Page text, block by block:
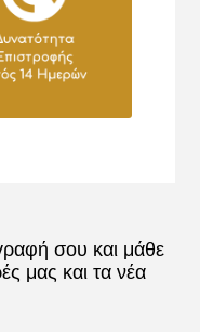
σου και μάθε
μας και τα νέα